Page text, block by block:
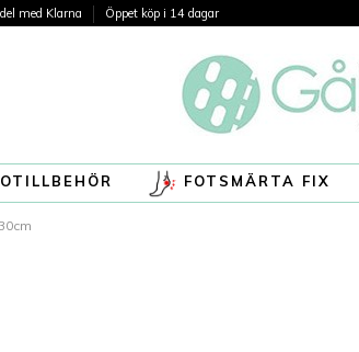
med Klarna Öppet köp i 14 dagar
FOTSMÄRTA FIX